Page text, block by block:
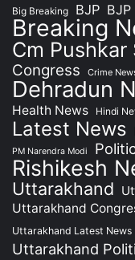
Big Breaking BJP
Breaking
Cm Pushkar
Congress Crime
Dehradun
Health News Hindi
Latest News
PM Narendra Modi
Rishikesh
Uttarakhand
Uttarakhand
Uttarakhand Latest News
Uttarakhand